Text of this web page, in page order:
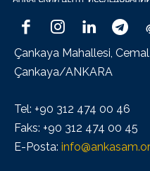
Çankaya Mahallesi,
Çankaya/ANKARA
Tel: +90 312 474 00 46
Faks: +90 312 474 00 45
E-Posta: